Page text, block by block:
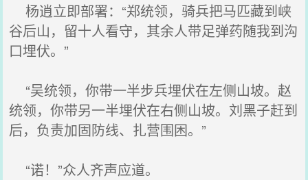
杨逍立即部署：“郑统领，骑兵把马匹藏到峡
谷后山，留十人看守，其余人带足弹药随我到沟
口埋伏。”
“吴统领，你带一半步兵埋伏在左侧山坡。赵
统领，你带另一半埋伏在右侧山坡。刘黑子赶到
后，负责加固防线、扎营围困。”
“诺！”众人齐声应道。